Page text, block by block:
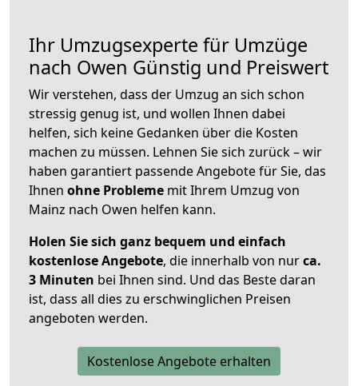
Ihr Umzugsexperte für Umzüge
nach Owen Günstig und Preiswert
Wir verstehen, dass der Umzug an sich schon
stressig genug ist, und wollen Ihnen dabei
helfen, sich keine Gedanken über die Kosten
machen zu müssen. Lehnen Sie sich zurück – wir
haben garantiert passende Angebote für Sie, das
Ihnen ohne Probleme mit Ihrem Umzug von
Mainz nach Owen helfen kann.
Holen Sie sich ganz bequem und einfach
kostenlose Angebote, die innerhalb von nurca.
3 Minuten bei Ihnen sind. Und das Beste daran
ist, dass all dies zu erschwinglichen Preisen
angeboten werden.
Kostenlose Angebote erhalten